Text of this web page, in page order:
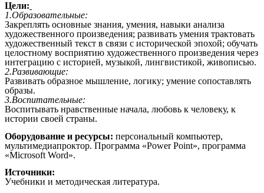
Цели:
1.Образовательные:
Закреплять основные знания, умения, навыки анализа
художественного произведения; развивать умения трактовать
художественный текст в связи с исторической эпохой; обучать
целостному восприятию художественного произведения через
интеграцию с историей, музыкой, лингвистикой, живописью.
2.Развивающие:
Развивать образное мышление, логику; умение сопоставлять
образы.
3.Воспитательные:
Воспитывать нравственные начала, любовь к человеку, к
истории своей страны.
Оборудование и ресурсы: персональный компьютер,
мультимедиапроктор. Программа «Power Point», программа
«Microsoft Word».
Источники:
Учебники и методическая литература.